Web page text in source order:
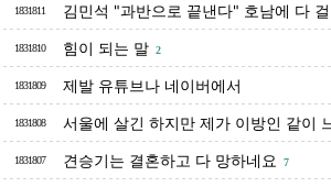
1831811 김민석 "과반으로 끝낸다" 호남에 다
1831810 힘이 되는 말 2
1831809 제발 유튜브나 네이버에서
1831808 서울에 살긴 하지만 제가 이방인 같이
1831807 견승기는 결혼하고 다 망하네요 7